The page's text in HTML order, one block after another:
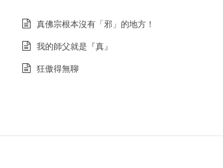
真佛宗根本沒有「邪」的地方！
我的師父就是『真』
狂傲得無聊